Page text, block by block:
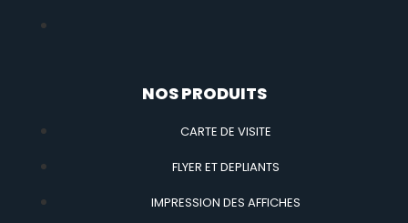
NOS PRODUITS
CARTE DE VISITE
FLYER ET DEPLIANTS
IMPRESSION DES AFFICHES